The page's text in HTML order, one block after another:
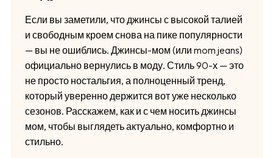
Если вы заметили, что джинсы с высокой талией
и свободным кроем снова на пике популярности
— вы не ошиблись. Джинсы-мом (или mom jeans)
официально вернулись в моду. Стиль 90-х — это
не просто ностальгия, а полноценный тренд,
который уверенно держится вот уже несколько
сезонов. Расскажем, как и с чем носить джинсы
мом, чтобы выглядеть актуально, комфортно и
стильно.